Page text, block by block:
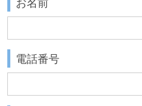
電話番号